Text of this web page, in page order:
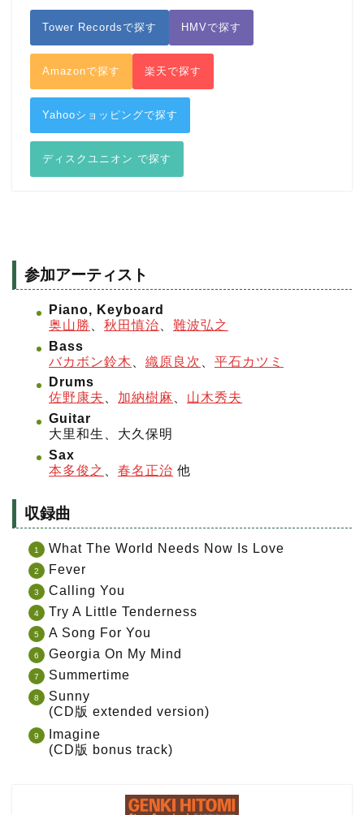
Tower Recordsで探す HMVで探す
Amazonで探す 楽天で探す
Yahooショッピングで探す
ディスクユニオン で探す
参加アーティスト
Piano, Keyboard
奥山勝
秋田慎治
難波弘之
Bass
バカボン鈴木
織原良次
平石カツミ
Drums
佐野康夫
加納樹麻
山木秀夫
Guitar
大里和生、大久保明
Sax
本多俊之
春名正治 他
収録曲
What The World Needs Now Is Love
Fever
Calling You
Try A Little Tenderness
A Song For You
Georgia On My Mind
Summertime
Sunny
(CD版 extended version)
Imagine
(CD版 bonus track)